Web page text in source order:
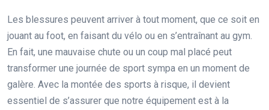
Les blessures peuvent arriver à tout moment, que ce soit en
jouant au foot, en faisant du vélo ou en s’entraînant au gym.
En fait, une mauvaise chute ou un coup mal placé peut
transformer une journée de sport sympa en un moment de
galère. Avec la montée des sports à risque, il devient
essentiel de s’assurer que notre équipement est à la